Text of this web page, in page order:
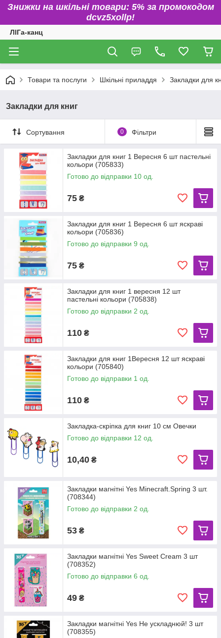
Знижки на шкільні товари: 5% за промокодом
dcvz5xollp!
ЛІГа-канц
Товари та послуги Шкільні приладдя Закладки для
Закладки для книг
Сортування 0 Фільтри
Закладки для книг 1 Вересня 6 шт пастельні
кольори (705833)
Готово до відправки 10 од.
75 ₴
Закладки для книг 1 Вересня 6 шт яскраві
кольори (705836)
Готово до відправки 9 од.
75 ₴
Закладки для книг 1 вересня 12 шт
пастельні кольори (705838)
Готово до відправки 2 од.
110 ₴
Закладки для книг 1Вересня 12 шт яскраві
кольори (705840)
Готово до відправки 1 од.
110 ₴
Закладка-скріпка для книг 10 см Овечки
Готово до відправки 12 од.
10,40 ₴
Закладки магнітні Yes Minecraft.Spring 3 шт.
(708344)
Готово до відправки 2 од.
53 ₴
Закладки магнітні Yes Sweet Cream 3 шт
(708352)
Готово до відправки 6 од.
49 ₴
Закладки магнітні Yes Не ускладнюй! 3 шт
(708355)